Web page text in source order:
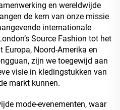
en wereldwijde
de kern van onze missie
internationale
Source Fashion tot het
Noord-Amerika en
zijn we toegewijd aan
visie in kledingstukken van
markt kunnen.
mode-evenementen, waar